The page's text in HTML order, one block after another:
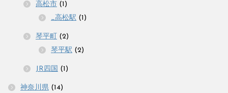
高松市 (1)
_高松駅 (1)
琴平町 (2)
琴平駅 (2)
JR四国 (1)
神奈川県 (14)